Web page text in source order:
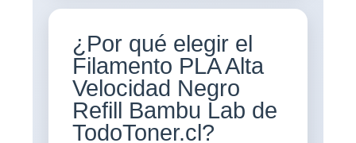
¿Por qué elegir el
Filamento PLA Alta
Velocidad Negro
Refill Bambu Lab de
TodoToner.cl?